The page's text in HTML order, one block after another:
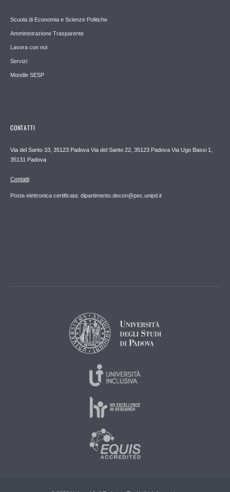
Scuola di Economia e Scienze Politiche
Amministrazione Trasparente
Lavora con noi
Servizi
Moodle SESP
CONTATTI
Via del Santo 33, 35123 Padova Via del Santo 22, 35123 Padova Via Ugo Bassi 1,
35131 Padova
Contatti
Posta elettronica certificata: dipartimento.decon@pec.unipd.it